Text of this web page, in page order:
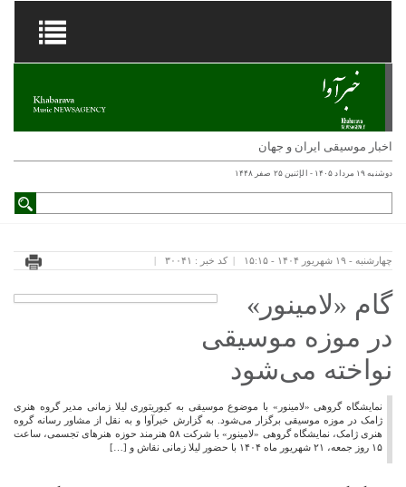
اخبار موسیقی ایران و جهان
دوشنبه ۱۹ مرداد ۱۴۰۵ - الإثنين ۲۵ صفر ۱۴۴۸
چهارشنبه - ۱۹ شهریور ۱۴۰۴ - ۱۵:۱۵ کد خبر : ۳۰۰۴۱
گام «لامینور»
در موزه موسیقی
نواخته می‌شود
نمایشگاه گروهی «لامینور» با موضوع موسیقی به کیوریتوری لیلا زمانی مدیر گروه هنری
ژامک در موزه موسیقی برگزار می‌شود. به گزارش خبرآوا و به نقل از مشاور رسانه گروه
هنری ژامک، نمایشگاه گروهی «لامینور» با شرکت ۵۸ هنرمند حوزه هنرهای تجسمی، ساعت
۱۵ روز جمعه، ۲۱ شهریور ماه ۱۴۰۴ با حضور لیلا زمانی نقاش و […]